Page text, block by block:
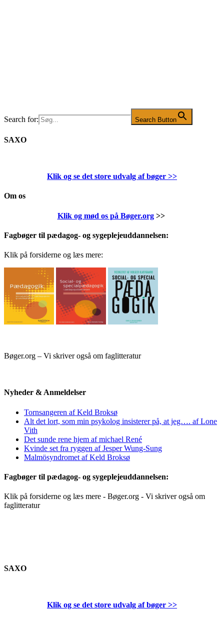
Search for: Search Button
SAXO
Klik og se det store udvalg af bøger >>
Om os
Klik og mød os på Bøger.org>>
Fagbøger til pædagog- og sygeplejeuddannelsen:
Klik på forsiderne og læs mere:
Bøger.org – Vi skriver også om faglitteratur
Nyheder & Anmeldelser
Tornsangeren af Keld Broksø
Alt det lort, som min psykolog insisterer på, at jeg…. af Lone
Vith
Det sunde rene hjem af michael René
Kvinde set fra ryggen af Jesper Wung-Sung
Malmösyndromet af Keld Broksø
Fagbøger til pædagog- og sygeplejeuddannelsen:
Klik på forsiderne og læs mere - Bøger.org - Vi skriver også om
faglitteratur
SAXO
Klik og se det store udvalg af bøger >>